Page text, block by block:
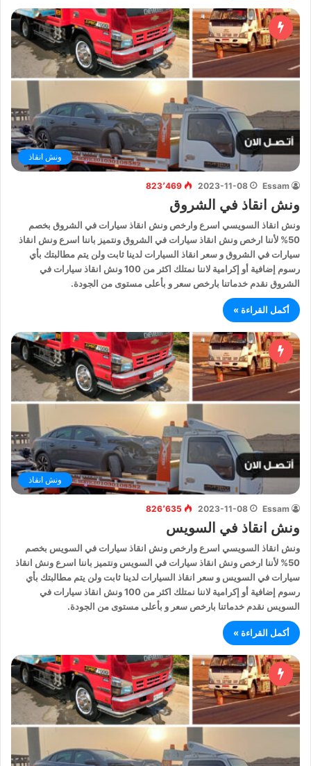
ونش انقاذ
Essam
2023-11-08 823٬469
ونش انقاذ في الشروق
ونش انقاذ السويسي اسرع وارخص ونش انقاذ سيارات في الشروق بخصم
50% لأننا ارخص ونش انقاذ سيارات في الشروق ونتميز باننا اسرع ونش انقاذ
سيارات في الشروق و سعر انقاذ السيارات لدينا ثابت ولن يتم مطالبتك بأي
رسوم إضافية أو إكرامية لاننا نمتلك اكثر من 100 ونش انقاذ سيارات في
الشروق نقدم خدماتنا بارخص سعر و بأعلى مستوى من الجودة.
أكمل القراءة »
ونش انقاذ
Essam
2023-11-08 826٬635
ونش انقاذ في السويس
ونش انقاذ السويسي اسرع وارخص ونش انقاذ سيارات في السويس بخصم
50% لأننا ارخص ونش انقاذ سيارات في السويس ونتميز باننا اسرع ونش انقاذ
سيارات في السويس و سعر انقاذ السيارات لدينا ثابت ولن يتم مطالبتك بأي
رسوم إضافية أو إكرامية لاننا نمتلك اكثر من 100 ونش انقاذ سيارات في
السويس نقدم خدماتنا بارخص سعر و بأعلى مستوى من الجودة.
أكمل القراءة »